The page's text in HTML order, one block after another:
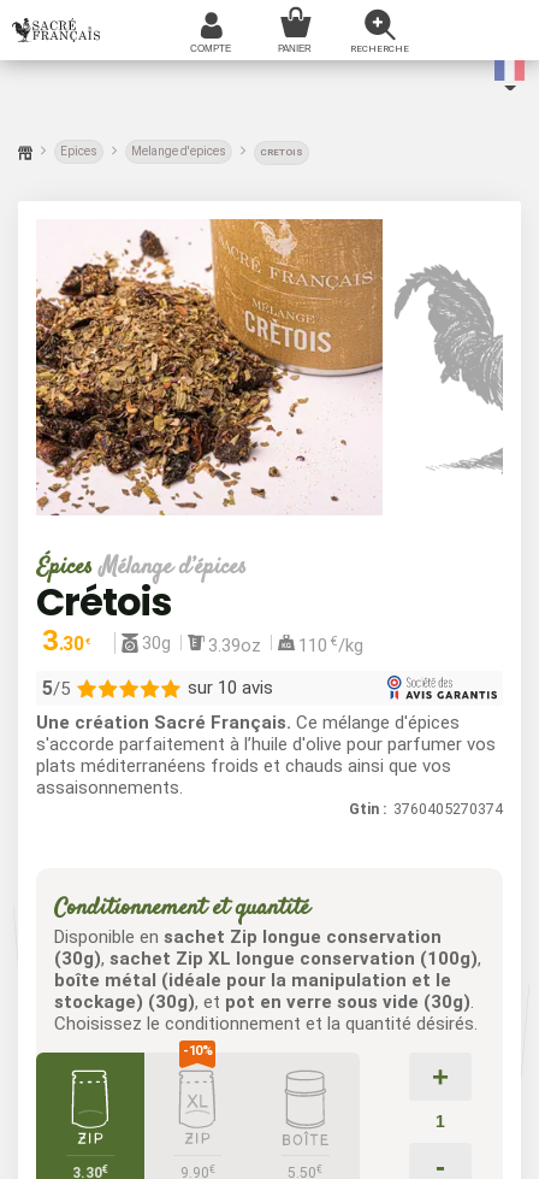
Epices Melange d'epices CRETOIS
ÉpicesMélange d’épices
Crétois
3.30 € 30g 3.39oz 110 €/kg
5/5 sur 10 avis
10
0
Une création Sacré Français. Ce mélange d'épices
s'accorde parfaitement à l’huile d'olive pour parfumer vos
plats méditerranéens froids et chauds ainsi que vos
assaisonnements.
Gtin : 3760405270374
Conditionnement et quantité
Disponible en sachet Zip longue conservation
(30g), sachet Zip XL longue conservation (100g),
boîte métal (idéale pour la manipulation et le
stockage) (30g), et pot en verre sous vide (30g).
Choisissez le conditionnement et la quantité désirés.
3.30€ 9.90€ 5.50€
+
-